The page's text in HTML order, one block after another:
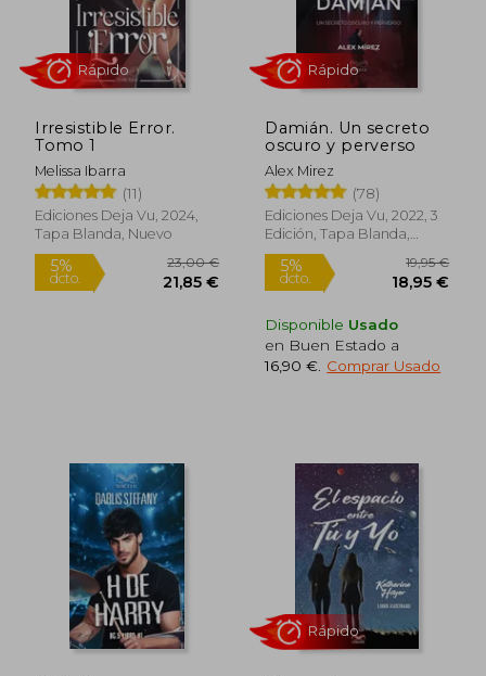
Irresistible Error.
Tomo 1
Melissa Ibarra
(11)
Ediciones Deja Vu, 2024,
Tapa Blanda, Nuevo
dcto. 21,85 €
Rápido
Damián. Un secreto
oscuro y perverso
Alex Mirez
(78)
Ediciones Deja Vu, 2022, 3
Edición, Tapa Blanda,
Nuevo
dcto.
Rápido
Disponible Usado
en Buen Estado a
16,90 € Comprar Usado